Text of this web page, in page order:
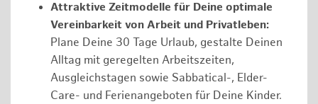
Attraktive Zeitmodelle für Deine optimale
Vereinbarkeit von Arbeit und Privatleben:
Plane Deine 30 Tage Urlaub, gestalte Deinen
Alltag mit geregelten Arbeitszeiten,
Ausgleichstagen sowie Sabbatical-, Elder-
Care- und Ferienangeboten für Deine Kinder.